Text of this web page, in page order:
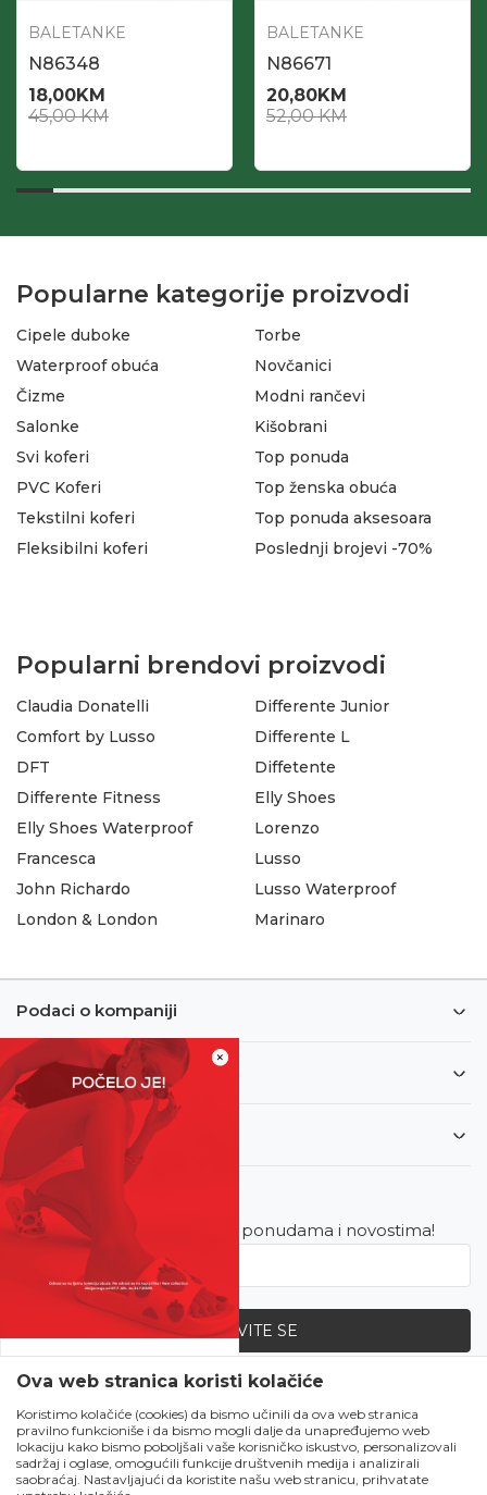
×
SVE UPOLA CIJENE!
Čekanju je kraj!
Počela je omiljena
ljetna akcija u Obući
Metro!
BALETANKE
N86348
18,00KM
45,00KM
BALETANKE
N86671
20,80KM
52,00KM
Popularne kategorije proizvodi
Cipele duboke
Waterproof obuća
Čizme
Salonke
Torbe
Novčanici
Modni rančevi
Kišobrani
Svi koferi
PVC Koferi
Tekstilni koferi
Fleksibilni koferi
Top ponuda
Top ženska obuća
Top ponuda aksesoara
Poslednji brojevi -70%
Popularni brendovi proizvodi
Claudia Donatelli
Comfort by Lusso
DFT
Differente Fitness
Differente Junior
Differente L
Diffetente
Elly Shoes
Elly Shoes Waterproof
Francesca
John Richardo
London & London
Lorenzo
Lusso
Lusso Waterproof
Marinaro
Podaci o kompaniji
Informacije
Korisnički servis
Newsletter
Budite u toku sa najnovijim ponudama i novostima!
PRIJAVITE SE
Zapratite nas
Ova web stranica koristi kolačiće
Koristimo kolačiće (cookies) da bismo učinili da ova web stranica
pravilno funkcioniše i da bismo mogli dalje da unapređujemo web
lokaciju kako bismo poboljšali vaše korisničko iskustvo, personalizovali
sadržaj i oglase, omogućili funkcije društvenih medija i analizirali
saobraćaj. Nastavljajući da koristite našu web stranicu, prihvatate